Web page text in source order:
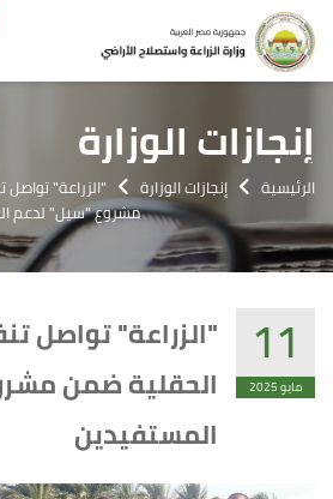
إنجازات الوزارة
الرئيسية إنجازات الوزارة
"الزراعة"
مشروع "سيل" لدعم
11
مايو 2025
"الزراعة" تواصل
الحقلية ضمن
المستفيدين